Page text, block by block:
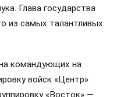
Глава государства
из самых талантливых
командующих на
войск «Центр»